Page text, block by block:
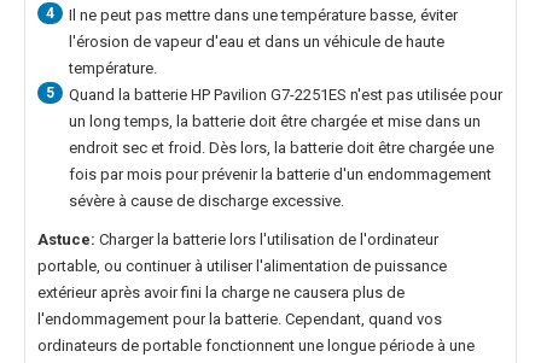
4
Il ne peut pas mettre dans une température basse, éviter
l'érosion de vapeur d'eau et dans un véhicule de haute
température.
5 Quand la batterie HP Pavilion G7-2251ES n'est pas utilisée pour
un long temps, la batterie doit être chargée et mise dans un
endroit sec et froid. Dès lors, la batterie doit être chargée une
fois par mois pour prévenir la batterie d'un endommagement
sévère à cause de discharge excessive.
Astuce: Charger la batterie lors l'utilisation de l'ordinateur
portable, ou continuer à utiliser l'alimentation de puissance
extérieur après avoir fini la charge ne causera plus de
l'endommagement pour la batterie. Cependant, quand vos
ordinateurs de portable fonctionnent une longue période à une